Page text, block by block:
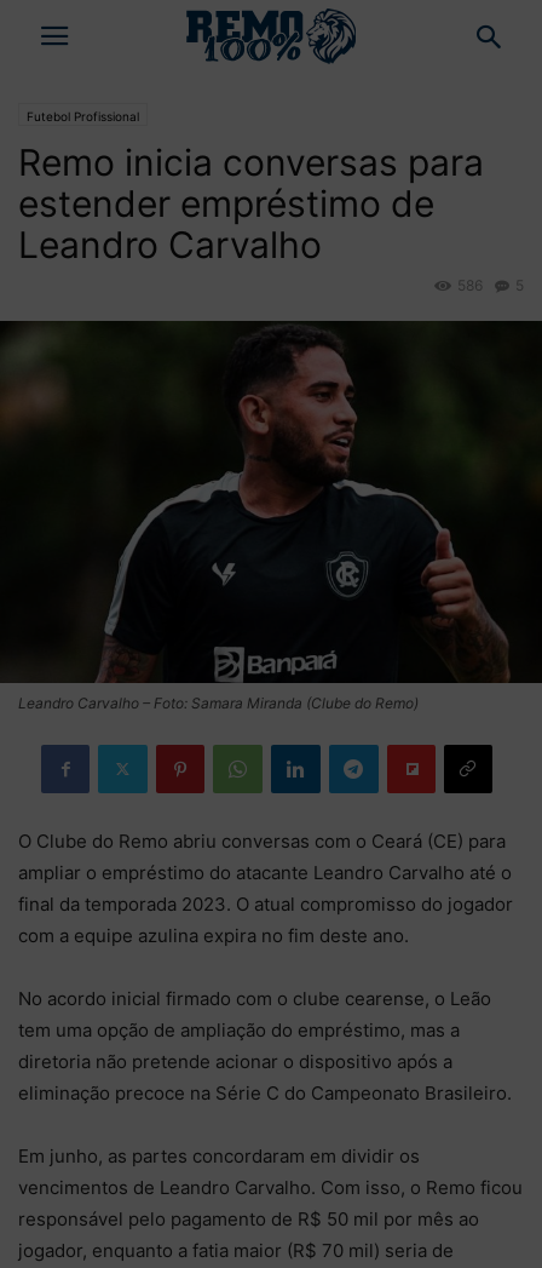
Futebol Profissional
Remo inicia conversas para
estender empréstimo de
Leandro Carvalho
5
586
Leandro Carvalho – Foto: Samara Miranda (Clube do Remo)
O Clube do Remo abriu conversas com o Ceará (CE) para
ampliar o empréstimo do atacante Leandro Carvalho até o
final da temporada 2023. O atual compromisso do jogador
com a equipe azulina expira no fim deste ano.
No acordo inicial firmado com o clube cearense, o Leão
tem uma opção de ampliação do empréstimo, mas a
diretoria não pretende acionar o dispositivo após a
eliminação precoce na Série C do Campeonato Brasileiro.
Em junho, as partes concordaram em dividir os
vencimentos de Leandro Carvalho. Com isso, o Remo ficou
responsável pelo pagamento de R$ 50 mil por mês ao
jogador, enquanto a fatia maior (R$ 70 mil) seria de